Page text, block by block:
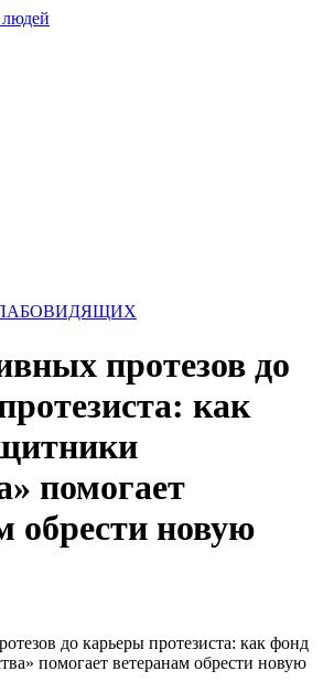
протезов до
как
помогает
обрести новую